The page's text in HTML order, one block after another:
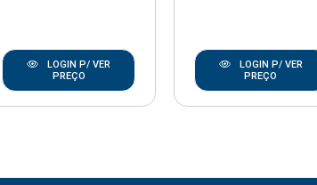
LOGIN P/ VER
PREÇO
LOGIN P/ VER
PREÇO